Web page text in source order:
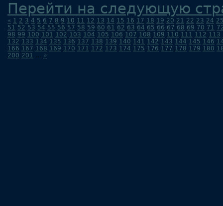
Перейти на следующую
« 1 2 3 4 5 6 7 8 9 10 11 12 13 14 15 16 17 18 19 20 21 22 23 24
51 52 53 54 55 56 57 58 59 60 61 62 63 64 65 66 67 68 69 70 71
98 99 100 101 102 103 104 105 106 107 108 109 110 111 112 113
132 133 134 135 136 137 138 139 140 141 142 143 144 145 146
166 167 168 169 170 171 172 173 174 175 176 177 178 179 180
200 201 ... »